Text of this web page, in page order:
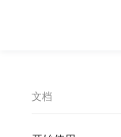
文档